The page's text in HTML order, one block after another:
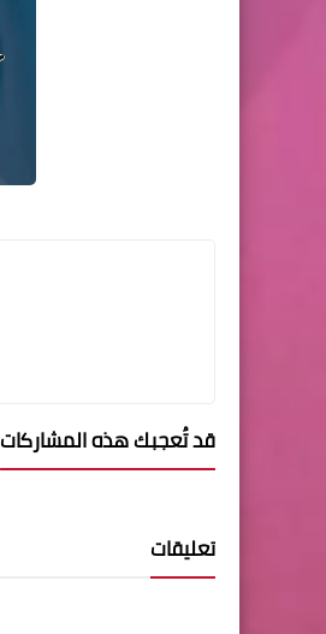
قد تُعجبك هذه المشاركات
تعليقات